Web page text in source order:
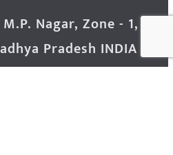
Nagar, Zone - 1,
Pradesh INDIA ---
Mr. Sachin